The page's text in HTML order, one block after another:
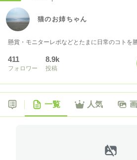
猫のお姉ちゃん
懸賞・モニターレポなどとたまに日常のコトを
411
フォロワー
8.9k
投稿
一覧 人気